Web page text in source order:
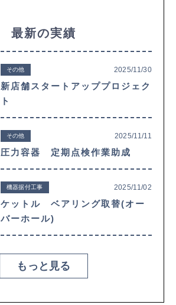
最新の実績
その他 2025/11/30
新店舗スタートアッププロジェク
ト
その他 2025/11/11
圧力容器 定期点検作業助成
機器据付工事 2025/11/02
ケットル ベアリング取替(オー
バーホール)
もっと見る